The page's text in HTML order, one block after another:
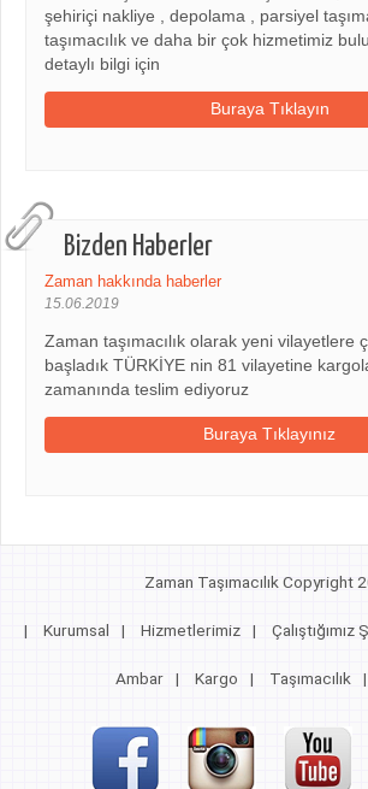
şehiriçi nakliye , depolama , parsiyel
taşımacılık ve daha bir çok hizmetimiz
detaylı bilgi için
Buraya Tıklayın
Bizden Haberler
Zaman hakkında haberler
15.06.2019
Zaman taşımacılık olarak yeni vilayetlere
başladık TÜRKİYE nin 81 vilayetine
zamanında teslim ediyoruz
Buraya Tıklayınız
Zaman Taşımacılık Copyright
| Kurumsal | Hizmetlerimiz | Çalıştığımız
Ambar | Kargo | Taşımacılık |